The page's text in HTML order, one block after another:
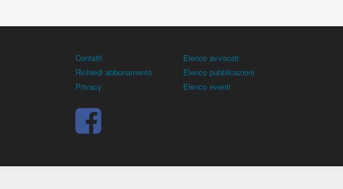
Contatti
Richiedi abbonamento
Privacy
Elenco avvocati
Elenco pubblicazioni
Elenco eventi